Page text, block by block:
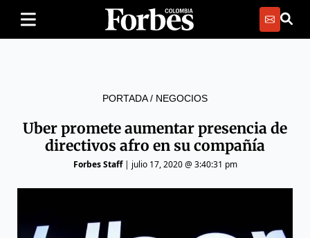
PORTADA/ NEGOCIOS
Uber promete aumentar presencia de
directivos afro en su compañía
Forbes Staff| julio 17, 2020 @ 3:40:31 pm